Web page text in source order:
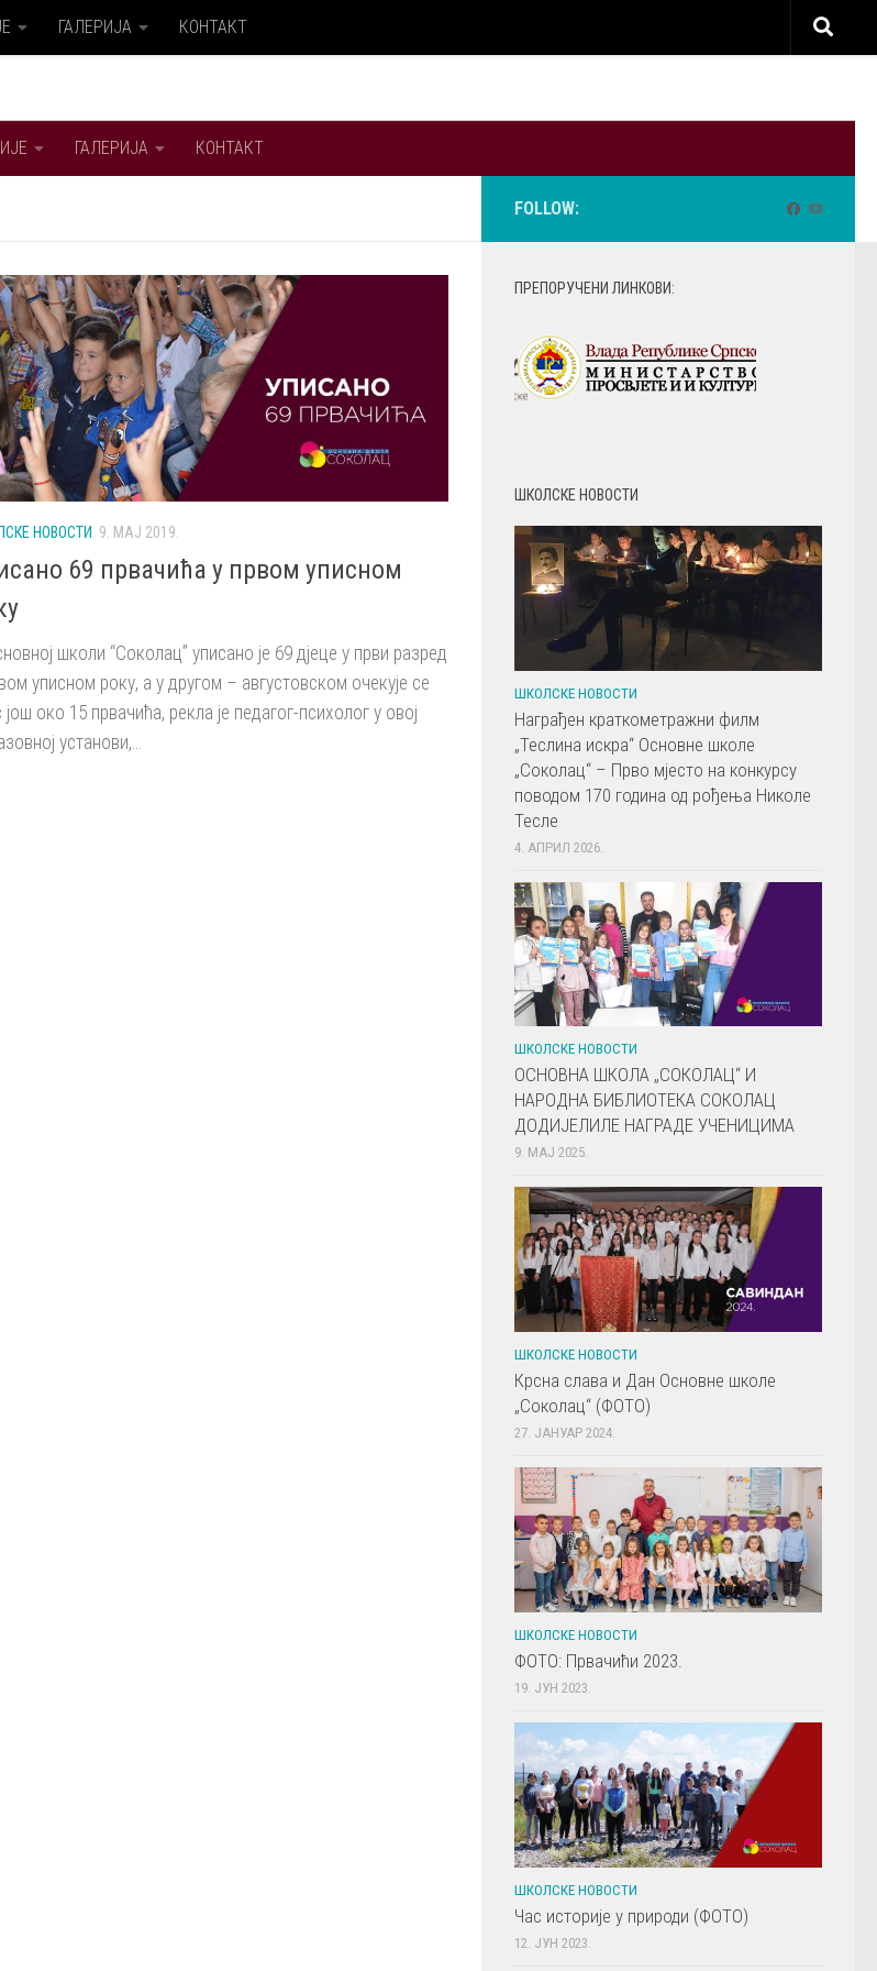
ГАЛЕРИЈА КОНТАКТ
ГАЛЕРИЈА КОНТАКТ
НОВОСТИ 9. МАЈ 2019.
69 првачића у првом уписном
школи “Соколац” уписано је 69 дјеце у први разред
уписном року, а у другом – августовском очекује се
још око 15 првачића, рекла је педагог-психолог у овој
установи,...
FOLLOW:
ПРЕПОРУЧЕНИ ЛИНКОВИ:
ШКОЛСКЕ НОВОСТИ
ШКОЛСКЕ НОВОСТИ
Награђен краткометражни филм
„Теслина искра“ Основне школе
„Соколац“ – Прво мјесто на конкурсу
поводом 170 година од рођења Николе
Тесле
4. АПРИЛ 2026.
ШКОЛСКЕ НОВОСТИ
ОСНОВНА ШКОЛА „СОКОЛАЦ“ И
НАРОДНА БИБЛИОТЕКА СОКОЛАЦ
ДОДИЈЕЛИЛЕ НАГРАДЕ УЧЕНИЦИМА
9. МАЈ 2025.
ШКОЛСКЕ НОВОСТИ
Крсна слава и Дан Основне школе
„Соколац“ (ФОТО)
27. ЈАНУАР 2024.
ШКОЛСКЕ НОВОСТИ
ФОТО: Првачићи 2023.
19. ЈУН 2023.
ШКОЛСКЕ НОВОСТИ
Час историје у природи (ФОТО)
12. ЈУН 2023.